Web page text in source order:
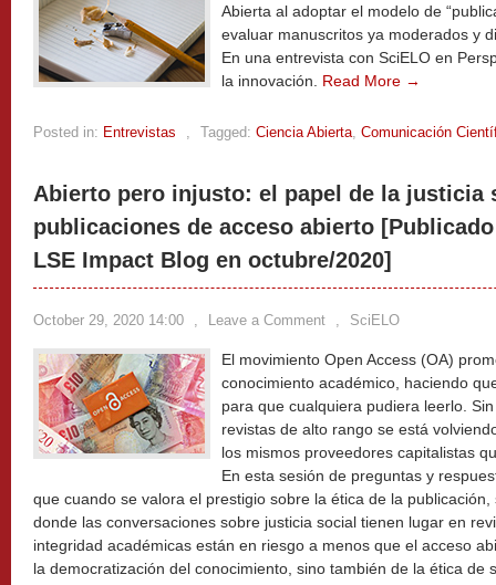
Abierta al adoptar el modelo de
evaluar manuscritos ya moderados y
En una entrevista con SciELO en
la innovación. Read More →
Posted in: Entrevistas , Tagged: Ciencia Abierta, Comunicación
Abierto pero injusto: el papel de la justicia
publicaciones de acceso abierto
LSE Impact Blog en octubre/2020]
October 29, 2020 14:00 , Leave a Comment , SciELO
El movimiento Open Access (OA)
conocimiento académico, haciendo
para que cualquiera pudiera leerlo.
revistas de alto rango se está
los mismos proveedores capitalistas
En esta sesión de preguntas y
que cuando se valora el prestigio sobre la ética de la
donde las conversaciones sobre justicia social tienen lugar en
integridad académicas están en riesgo a menos que el acceso
la democratización del conocimiento, sino también de la ética de